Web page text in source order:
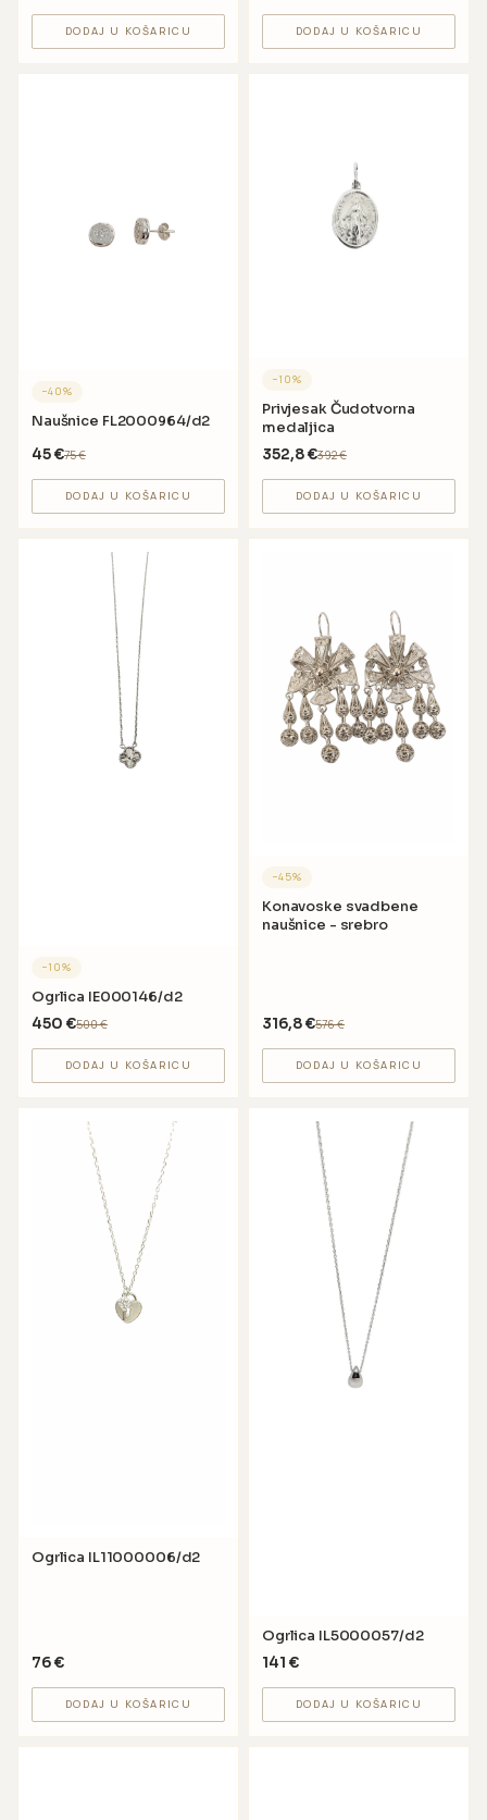
DODAJ U KOŠARICU DODAJ U KOŠARICU
−40%
Naušnice FL2000964/d2
45€75€
DODAJ U KOŠARICU
−10%
Privjesak Čudotvorna
medaljica
352,8€392€
DODAJ U KOŠARICU
−10%
Ogrlica IE000146/d2
450 €500€
DODAJ U KOŠARICU
−45%
Konavoske svadbene
naušnice - srebro
316,8€576€
DODAJ U KOŠARICU
Ogrlica IL11000006/d2
76€
DODAJ U KOŠARICU
Ogrlica IL5000057/d2
141 €
DODAJ U KOŠARICU